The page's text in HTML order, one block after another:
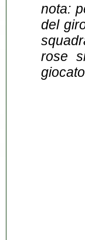
nota:
del
rose